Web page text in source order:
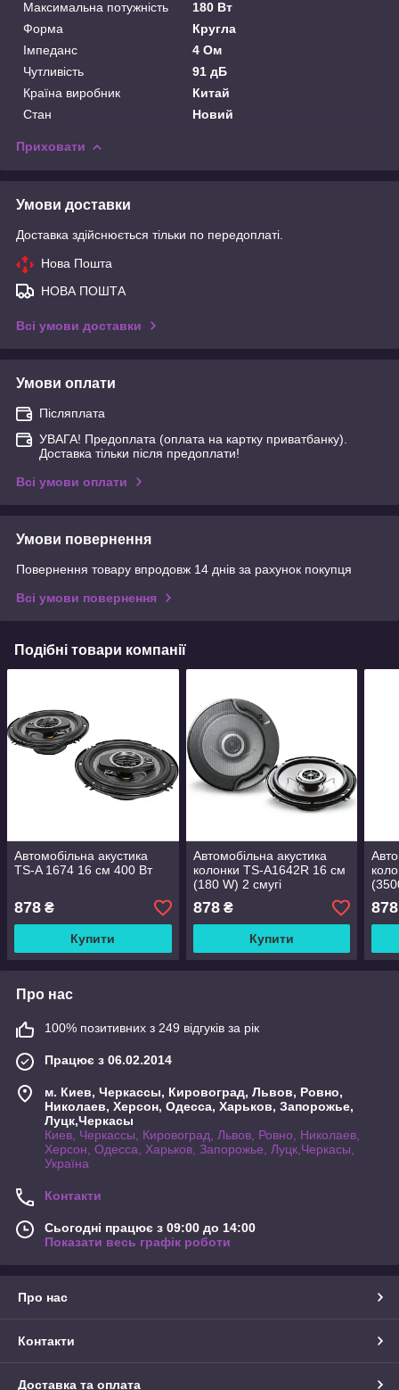
Максимальна потужність
180 Вт
Форма
Кругла
Імпеданс
4 Ом
Чутливість
91 дБ
Країна виробник
Китай
Стан
Новий
Приховати
Умови доставки
Доставка здійснюється тільки по передоплаті.
Нова Пошта
НОВА ПОШТА
Всі умови доставки
Умови оплати
Післяплата
УВАГА! Предоплата (оплата на картку приватбанку).
Доставка тільки після предоплати!
Всі умови оплати
Умови повернення
Повернення товару впродовж 14 днів за рахунок покупця
Всі умови повернення
Подібні товари компанії
Автомобільна акустика
TS-A 1674 16 см 400 Вт
878 ₴
Купити
Автомобільна акустика
колонки TS-A1642R 16 см
(180 W) 2 смугі
878₴
Купити
878
Про нас
100% позитивних з 249 відгуків за рік
Працює з 06.02.2014
м. Киев, Черкассы, Кировоград, Львов, Ровно,
Николаев, Херсон, Одесса, Харьков, Запорожье,
Луцк,Черкасы
Киев, Черкассы, Кировоград, Львов, Ровно, Николаев,
Херсон, Одесса, Харьков, Запорожье, Луцк,Черкасы,
Україна
Контакти
Сьогодні працює з 09:00 до 14:00
Показати весь графік роботи
Про нас
Контакти
Доставка та оплата